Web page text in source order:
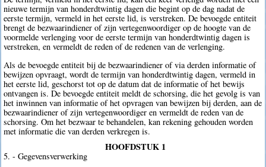
nieuwe termijn van honderdtwintig dagen die begint op de dag nadat de
eerste termijn, vermeld in het eerste lid, is verstreken. De bevoegde entiteit
brengt de bezwaarindiener of zijn vertegenwoordiger op de hoogte van de
voormelde verlenging voor de eerste termijn van honderdtwintig dagen is
verstreken, en vermeldt de reden of de redenen van de verlenging.
Als de bevoegde entiteit bij de bezwaarindiener of via derden informatie of
bewijzen opvraagt, wordt de termijn van honderdtwintig dagen, vermeld in
het eerste lid, geschorst tot op de datum dat de informatie of het bewijs
ontvangen is. De bevoegde entiteit meldt de schorsing, die het gevolg is van
het inwinnen van informatie of het opvragen van bewijzen bij derden, aan de
bezwaarindiener of zijn vertegenwoordiger en vermeldt de reden van de
schorsing. Om het bezwaar te behandelen, kan rekening gehouden worden
met informatie die van derden verkregen is.
HOOFDSTUK 1
5. - Gegevensverwerking